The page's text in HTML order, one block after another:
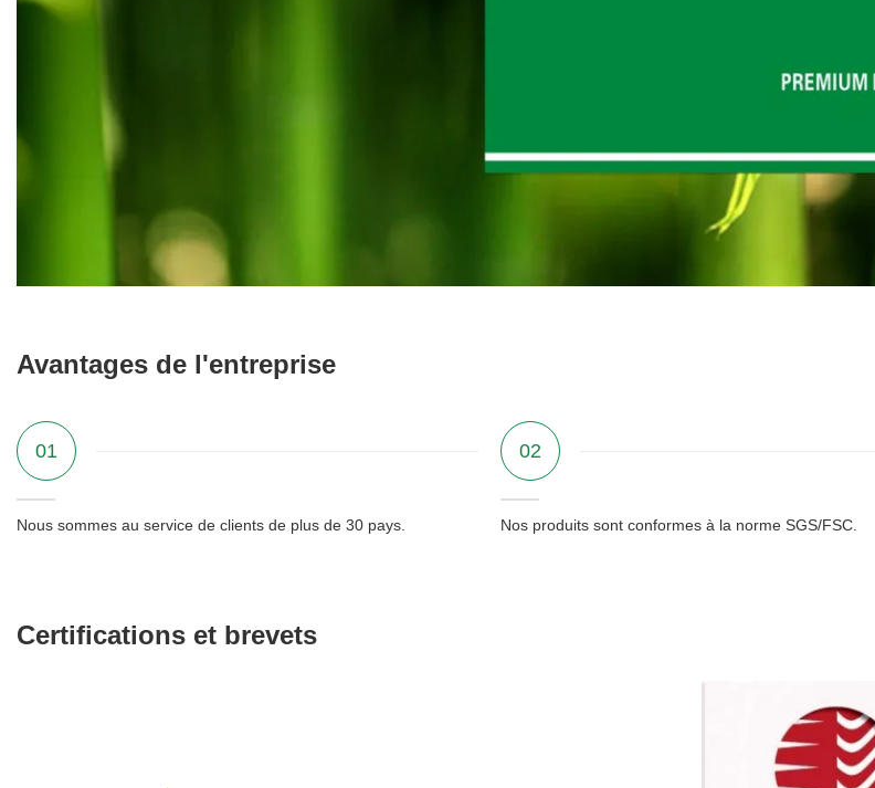
Avantages de l'entreprise
01
Nous sommes au service de clients de plus de 30 pays.
02
Nos produits sont conformes à la norme SGS/FSC.
Certifications et brevets